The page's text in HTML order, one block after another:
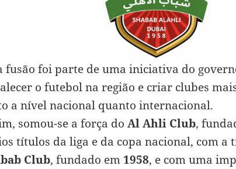
fusão foi parte de uma iniciativa do
o futebol na região e criar clubes
a nível nacional quanto internacional.
somou-se a força do Al Ahli Club,
títulos da liga e da copa nacional, com a
Club, fundado em 1958, e com uma